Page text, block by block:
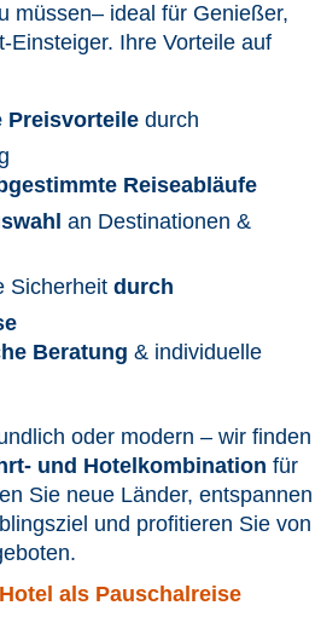
müssen– ideal für Genießer,
Einsteiger. Ihre Vorteile auf
Preisvorteile durch
Reiseabläufe
an Destinationen &
Sicherheit durch
Beratung & individuelle
oder modern – wir finden
und Hotelkombination für
Sie neue Länder, entspannen
und profitieren Sie von
als Pauschalreise